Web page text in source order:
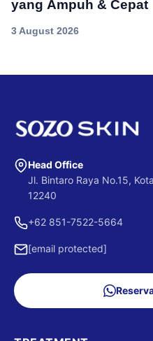
yang Ampuh & Cepat
3 August 2026
Head Office
Jl. Bintaro Raya No.15,
12240
+62 851-7522-5664
[email protected]